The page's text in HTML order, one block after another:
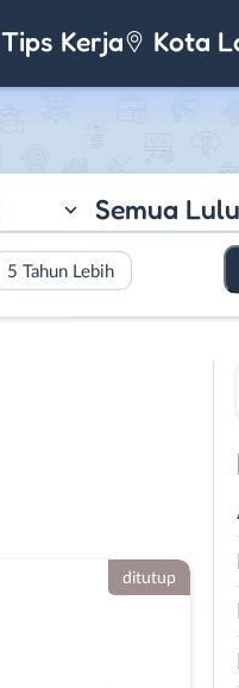
Tips Kerja Kota
Semua
5 Tahun Lebih
ditutup